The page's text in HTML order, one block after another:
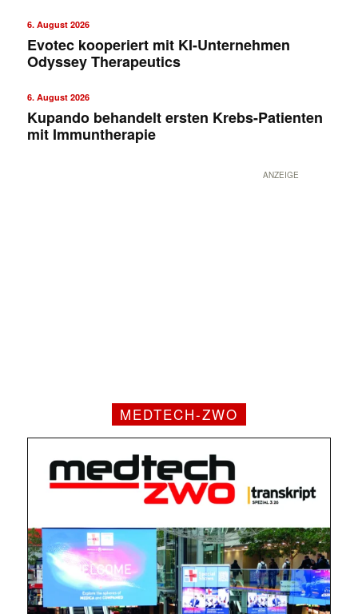
6. August 2026
Evotec kooperiert mit KI-Unternehmen
Odyssey Therapeutics
6. August 2026
Kupando behandelt ersten Krebs-Patienten
mit Immuntherapie
ANZEIGE
MEDTECH-ZWO